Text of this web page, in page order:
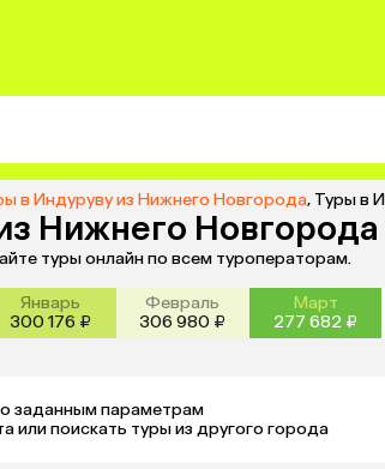
в Индуруву из Нижнего Новгорода, Туры в
Нижнего Новгорода
туры онлайн по всем туроператорам.
Январь
300 176 ₽
Февраль
306 980 ₽
Март
277 682 ₽
заданным параметрам
или поискать туры из другого города